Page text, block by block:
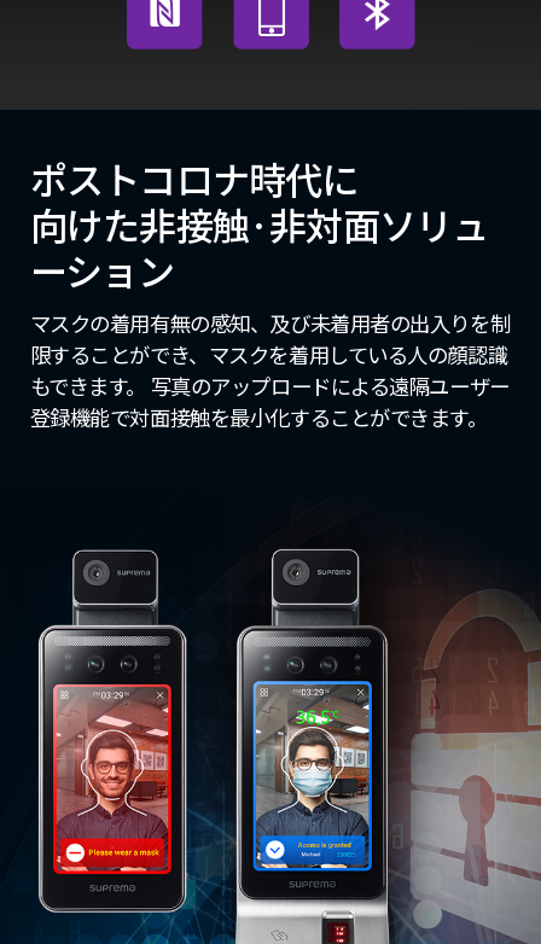
ポストコロナ時代に
向けた非接触·非対面ソリュ
ーション
マスクの着用有無の感知、及び未着用者の出入りを制
限することができ、マスクを着用している人の顔認識
もできます。 写真のアップロードによる遠隔ユーザー
登録機能で対面接触を最小化することができます。